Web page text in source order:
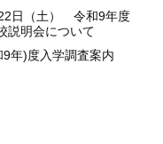
日（土） 令和9年度
明会について
年)度入学調査案内